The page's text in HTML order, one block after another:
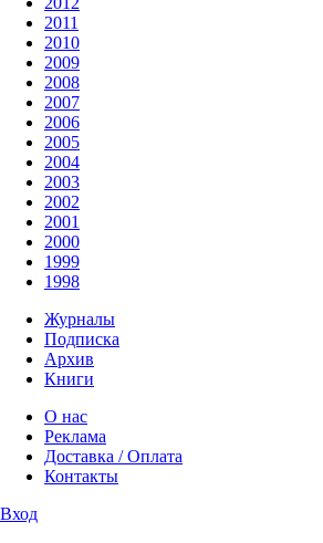
2011
2010
2009
2008
2007
2006
2005
2004
2003
2002
2001
2000
1999
1998
Журналы
Подписка
Архив
Книги
О нас
Реклама
Доставка / Оплата
Контакты
Вход